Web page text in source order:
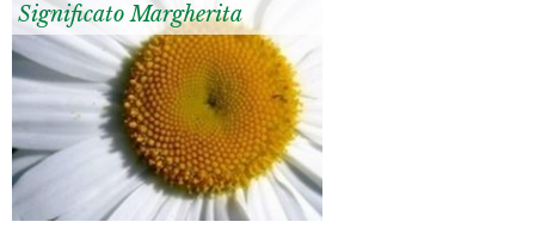
Significato Margherita